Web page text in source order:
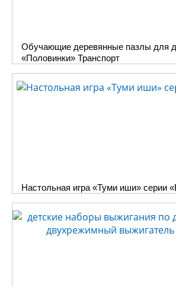
Обучающие деревянные пазлы для
«Половинки» Транспорт
Настольная игра «Туми иши» серии